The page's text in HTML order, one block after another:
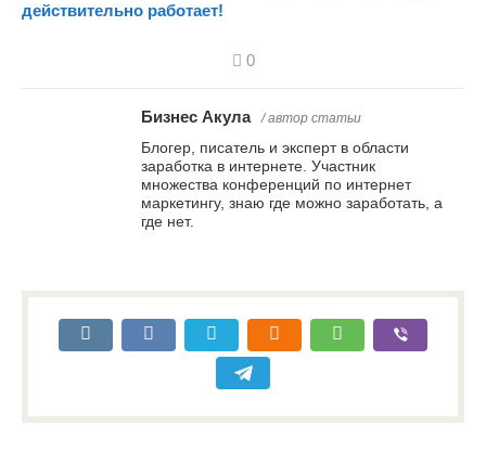
действительно работает!
0
Бизнес Акула / автор статьи
Блогер, писатель и эксперт в области
заработка в интернете. Участник
множества конференций по интернет
маркетингу, знаю где можно заработать, а
где нет.